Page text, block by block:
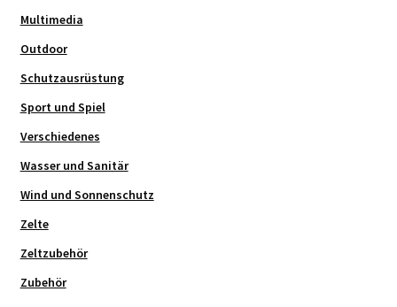
Multimedia
Outdoor
Schutzausrüstung
Sport und Spiel
Verschiedenes
Wasser und Sanitär
Wind und Sonnenschutz
Zelte
Zeltzubehör
Zubehör